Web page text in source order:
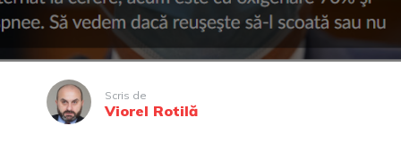
Scris de
Viorel Rotilă